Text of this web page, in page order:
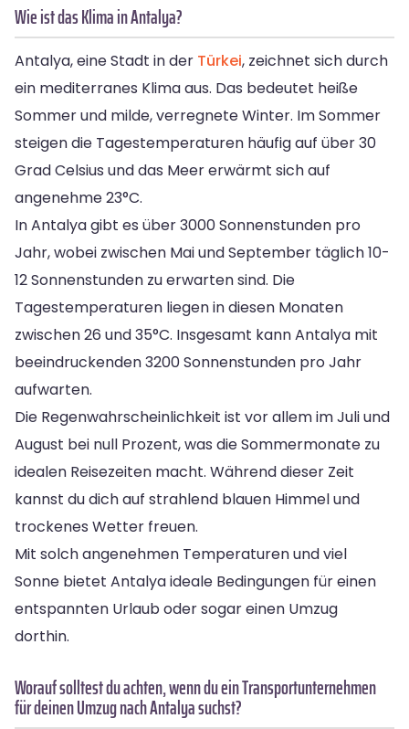
Wie ist das Klima in Antalya?
Antalya, eine Stadt in der Türkei, zeichnet sich durch
ein mediterranes Klima aus. Das bedeutet heiße
Sommer und milde, verregnete Winter. Im Sommer
steigen die Tagestemperaturen häufig auf über 30
Grad Celsius und das Meer erwärmt sich auf
angenehme 23°C.
In Antalya gibt es über 3000 Sonnenstunden pro
Jahr, wobei zwischen Mai und September täglich 10-
12 Sonnenstunden zu erwarten sind. Die
Tagestemperaturen liegen in diesen Monaten
zwischen 26 und 35°C. Insgesamt kann Antalya mit
beeindruckenden 3200 Sonnenstunden pro Jahr
aufwarten.
Die Regenwahrscheinlichkeit ist vor allem im Juli und
August bei null Prozent, was die Sommermonate zu
idealen Reisezeiten macht. Während dieser Zeit
kannst du dich auf strahlend blauen Himmel und
trockenes Wetter freuen.
Mit solch angenehmen Temperaturen und viel
Sonne bietet Antalya ideale Bedingungen für einen
entspannten Urlaub oder sogar einen Umzug
dorthin.
Worauf solltest du achten, wenn du ein Transportunternehmen
für deinen Umzug nach Antalya suchst?